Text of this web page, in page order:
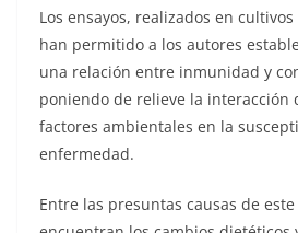
Los ensayos, realizados en
han permitido a los autores
una relación entre inmunidad y
poniendo de relieve la interacción
factores ambientales en la
enfermedad.
Entre las presuntas causas de